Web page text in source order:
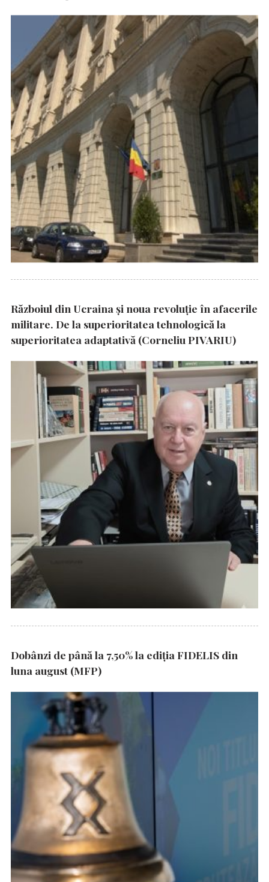
Războiul din Ucraina și noua revoluție în afacerile
militare. De la superioritatea tehnologică la
superioritatea adaptativă (Corneliu PIVARIU)
Dobânzi de până la 7,50% la ediția FIDELIS din
luna august (MFP)